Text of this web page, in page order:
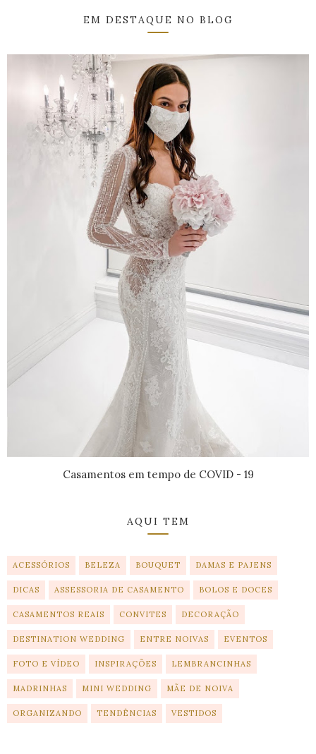
EM DESTAQUE NO BLOG
Casamentos em tempo de COVID - 19
AQUI TEM
ACESSÓRIOS BELEZA BOUQUET DAMAS E PAJENS
DICAS ASSESSORIA DE CASAMENTO BOLOS E DOCES
CASAMENTOS REAIS CONVITES DECORAÇÃO
DESTINATION WEDDING ENTRE NOIVAS EVENTOS
FOTO E VÍDEO INSPIRAÇÕES LEMBRANCINHAS
MADRINHAS MINI WEDDING MÃE DE NOIVA
ORGANIZANDO TENDÊNCIAS VESTIDOS